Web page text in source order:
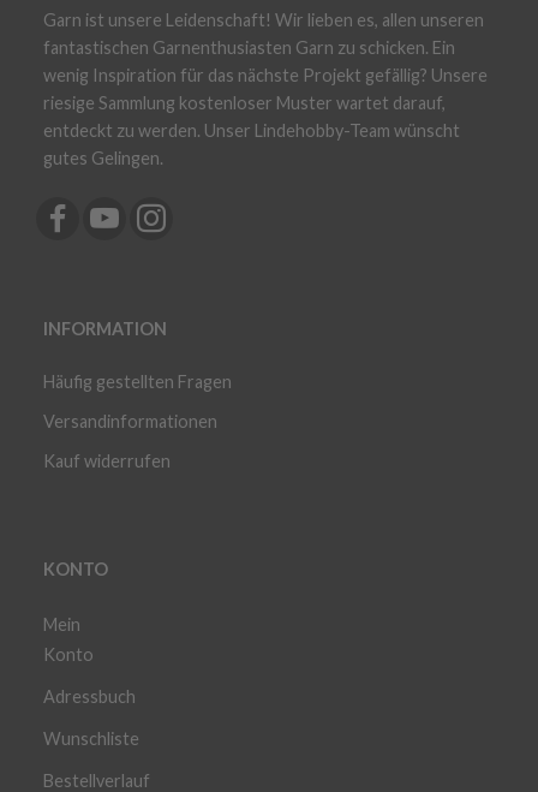
Garn ist unsere Leidenschaft! Wir lieben es, allen unseren
fantastischen Garnenthusiasten Garn zu schicken. Ein
wenig Inspiration für das nächste Projekt gefällig? Unsere
riesige Sammlung kostenloser Muster wartet darauf,
entdeckt zu werden. Unser Lindehobby-Team wünscht
gutes Gelingen.
INFORMATION
Häufig gestellten Fragen
Versandinformationen
Kauf widerrufen
KONTO
Mein
Konto
Adressbuch
Wunschliste
Bestellverlauf